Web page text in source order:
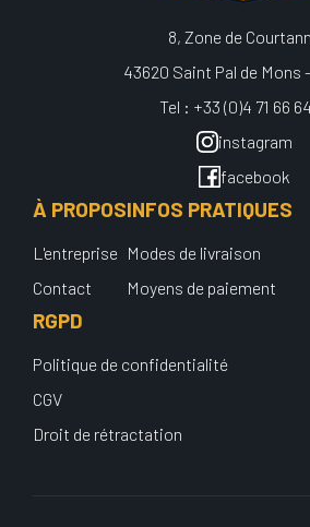
8, Zone de
43620 Saint Pal de Mons
Tel : +33 (0)4 71 66
instagram
facebook
À PROPOS
L'entreprise
Contact
INFOS PRATIQUES
Modes de livraison
Moyens de paiement
RGPD
Politique de confidentialité
CGV
Droit de rétractation